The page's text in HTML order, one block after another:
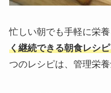
忙しい朝でも手軽に栄養
く継続できる朝食レシ
つのレシピは、管理栄